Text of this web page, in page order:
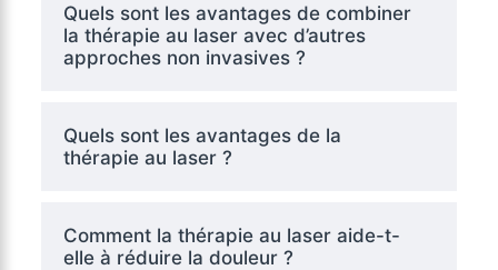
Quels sont les avantages de combiner
la thérapie au laser avec d’autres
approches non invasives ?
Quels sont les avantages de la
thérapie au laser ?
Comment la thérapie au laser aide-t-
elle à réduire la douleur ?